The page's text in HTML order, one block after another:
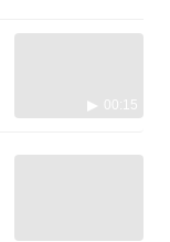
00:15